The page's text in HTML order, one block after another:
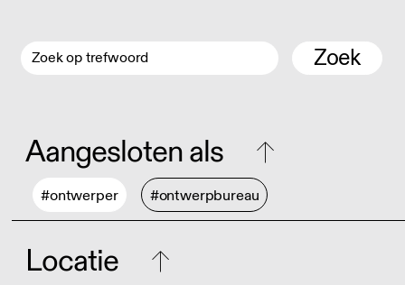
Zoek
Aangesloten als
#ontwerper #ontwerpbureau
Locatie